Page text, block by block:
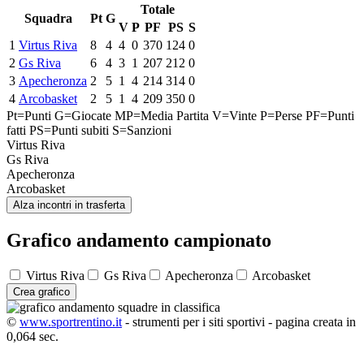
Squadra
Pt G
Totale
V P PF PS S
1 Virtus Riva 8 4 4 0 370 124 0
2 Gs Riva 6 4 3 1 207 212 0
3 Apecheronza 2 5 1 4 214 314 0
4 Arcobasket 2 5 1 4 209 350 0
Pt=Punti G=Giocate MP=Media Partita V=Vinte P=Perse PF=Punti
fatti PS=Punti subiti S=Sanzioni
Virtus Riva
Gs Riva
Apecheronza
Arcobasket
Alza incontri in trasferta
Grafico andamento campionato
Virtus Riva Gs Riva Apecheronza Arcobasket
Crea grafico
© www.sportrentino.it- strumenti per i siti sportivi - pagina creata in
0,064 sec.